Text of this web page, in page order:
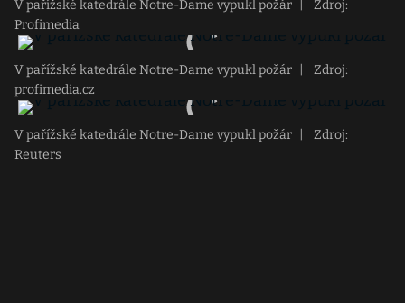
V pařížské katedrále Notre-Dame vypukl požár
Zdroj:
Profimedia
V pařížské katedrále Notre-Dame vypukl požár
Zdroj:
profimedia.cz
V pařížské katedrále Notre-Dame vypukl požár
Zdroj:
Reuters